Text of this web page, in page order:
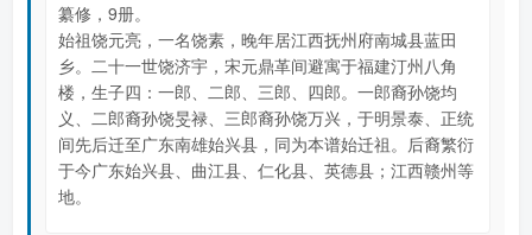
纂修，9册。
始祖饶元亮，一名饶素，晚年居江西抚州府南城县蓝田
乡。二十一世饶济宇，宋元鼎革间避寓于福建汀州八角
楼，生子四：一郎、二郎、三郎、四郎。一郎裔孙饶均
义、二郎裔孙饶旻禄、三郎裔孙饶万兴，于明景泰、正统
间先后迁至广东南雄始兴县，同为本谱始迁祖。后裔繁衍
于今广东始兴县、曲江县、仁化县、英德县；江西赣州等
地。